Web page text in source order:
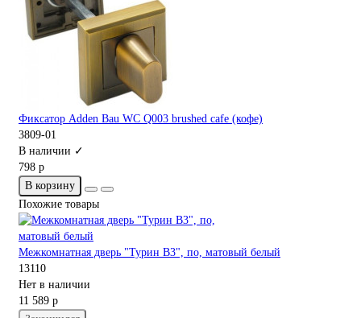
Фиксатор Adden Bau WC Q003 brushed cafe (кофе)
3809-01
В наличии ✓
798 р
В корзину
Похожие товары
Межкомнатная дверь "Турин В3", по, матовый белый
13110
Нет в наличии
11 589 р